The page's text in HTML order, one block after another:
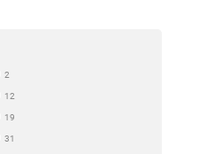
2
12
19
31